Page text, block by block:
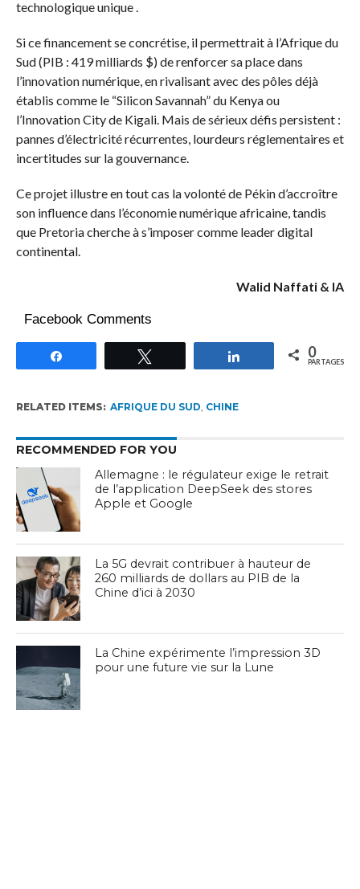
technologique unique .
Si ce financement se concrétise, il permettrait à l’Afrique du
Sud (PIB : 419 milliards $) de renforcer sa place dans
l’innovation numérique, en rivalisant avec des pôles déjà
établis comme le “Silicon Savannah” du Kenya ou
l’Innovation City de Kigali. Mais de sérieux défis persistent :
pannes d’électricité récurrentes, lourdeurs réglementaires et
incertitudes sur la gouvernance.
Ce projet illustre en tout cas la volonté de Pékin d’accroître
son influence dans l’économie numérique africaine, tandis
que Pretoria cherche à s’imposer comme leader digital
continental.
Walid Naffati & IA
Facebook Comments
Partagez 0
PARTAGES
RELATED ITEMS: AFRIQUE DU SUD, CHINE
RECOMMENDED FOR YOU
Allemagne : le régulateur exige le retrait
de l’application DeepSeek des stores
Apple et Google
La 5G devrait contribuer à hauteur de
260 milliards de dollars au PIB de la
Chine d’ici à 2030
La Chine expérimente l’impression 3D
pour une future vie sur la Lune